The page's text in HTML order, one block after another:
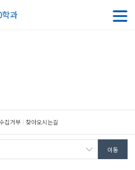
학과
집거부 찾아오시는길